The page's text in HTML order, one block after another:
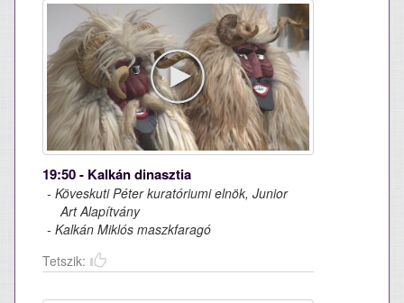
19:50 - Kalkán dinasztia
- Köveskuti Péter kuratóriumi elnök, Junior
Art Alapítvány
- Kalkán Miklós maszkfaragó
Tetszik: